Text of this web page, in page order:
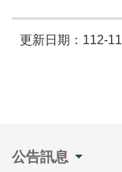
更新日期：112-
公告訊息